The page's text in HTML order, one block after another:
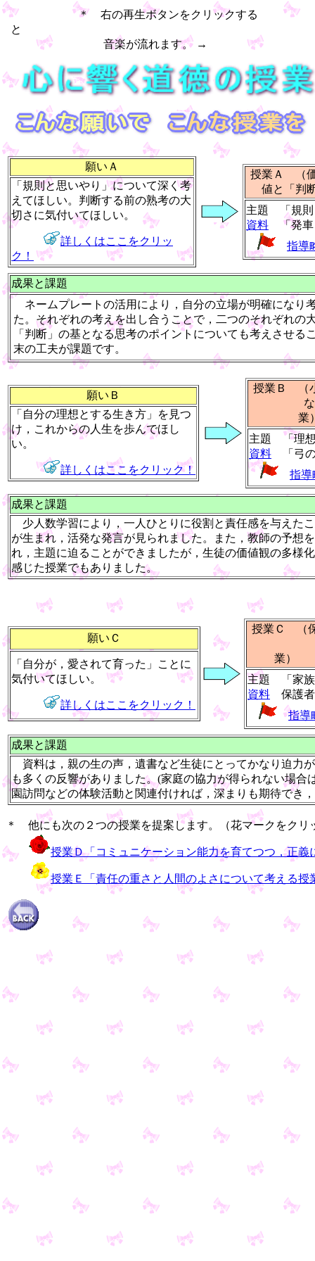
＊ 右の再生ボタンをクリックする
と
音楽が流れます。 →
願いＡ
「規則と思いやり」について深く考
えてほしい。判断する前の熟考の大
切さに気付いてほしい。
詳しくはここをクリッ
ク！
授業Ａ （
値と「判
主題 「規則
資料 「発車
指導
成果と課題
ネームプレートの活用により，自分の立場が明確になり
た。それぞれの考えを出し合うことで，二つのそれぞれの
「判断」の基となる思考のポイントについても考えさせる
末の工夫が課題です。
願いＢ
「自分の理想とする生き方」を見つ
け，これからの人生を歩んでほし
い。
詳しくはここをクリック！
授業Ｂ （
主題 「理
資料 「弓
指導
成果と課題
少人数学習により，一人ひとりに役割と責任感を与えた
が生まれ，活発な発言が見られました。また，教師の予想
れ，主題に迫ることができましたが，生徒の価値観の多様
感じた授業でもありました。
願いＣ
「自分が，愛されて育った」ことに
気付いてほしい。
詳しくはここをクリック！
授業Ｃ （
主題 「家
資料 保護者
指導
成果と課題
資料は，親の生の声，遺書など生徒にとってかなり迫力
も多くの反響がありました。(家庭の協力が得られない場合
園訪問などの体験活動と関連付ければ，深まりも期待でき
＊ 他にも次の２つの授業を提案します。（花マークをクリ
授業Ｄ「コミュニケーション能力を育てつつ，正義
授業Ｅ「 責任の重さと 人間のよさについて考える授